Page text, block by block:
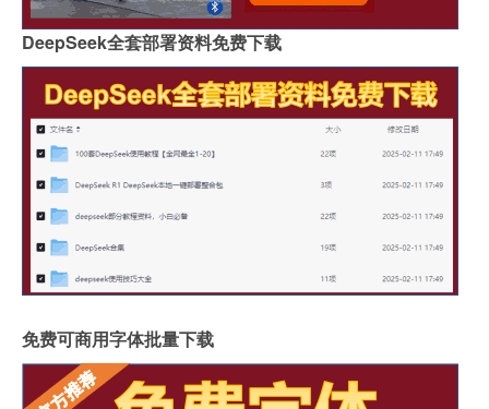
DeepSeek全套部署资料免费下载
免费可商用字体批量下载